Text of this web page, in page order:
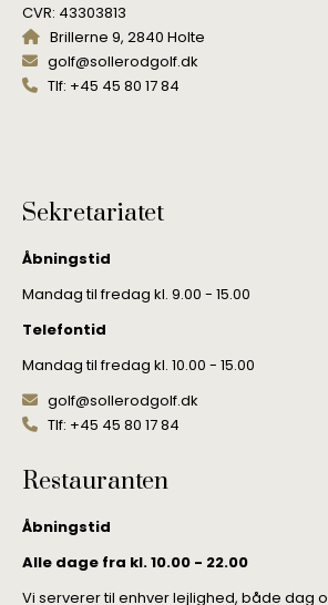
CVR: 43303813
Brillerne 9, 2840 Holte
golf@sollerodgolf.dk
Tlf: +45 45 80 17 84
Sekretariatet
Åbningstid
Mandag til fredag kl. 9.00 - 15.00
Telefontid
Mandag til fredag kl. 10.00 - 15.00
golf@sollerodgolf.dk
Tlf: +45 45 80 17 84
Restauranten
Åbningstid
Alle dage fra kl. 10.00 - 22.00
Vi serverer til enhver lejlighed, både dag